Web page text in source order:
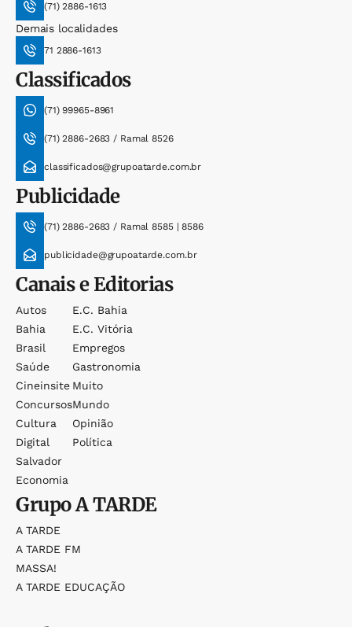
(71) 2886-1613
Demais localidades
71 2886-1613
Classificados
(71) 99965-8961
(71) 2886-2683 / Ramal 8526
classificados@grupoatarde.com.br
Publicidade
(71) 2886-2683 / Ramal 8585 | 8586
publicidade@grupoatarde.com.br
Canais e Editorias
Autos
Bahia
Brasil
Saúde
Cineinsite
Concursos
Cultura
Digital
Salvador
Economia
E.c. Bahia
E.c. Vitória
Empregos
Gastronomia
Muito
Mundo
Opinião
Política
GrupoA TARDE
A TARDE
A TARDE FM
MASSA!
A TARDE EDUCAÇÃO